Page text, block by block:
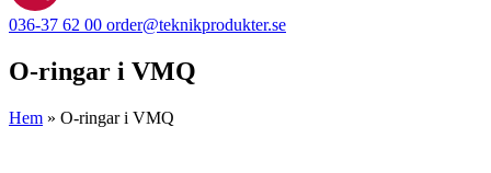
036-37 62 00 order@teknikprodukter.se
O-ringar i VMQ
Hem » O-ringar i VMQ